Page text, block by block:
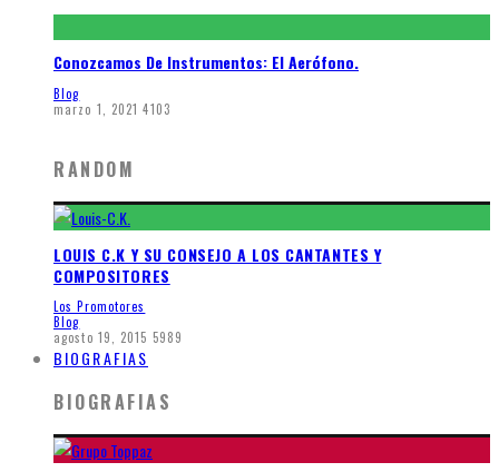
Conozcamos De Instrumentos: El Aerófono.
Blog
marzo 1, 2021 4103
RANDOM
LOUIS C.K Y SU CONSEJO A LOS CANTANTES Y
COMPOSITORES
Los Promotores
Blog
agosto 19, 2015 5989
BIOGRAFIAS
BIOGRAFIAS